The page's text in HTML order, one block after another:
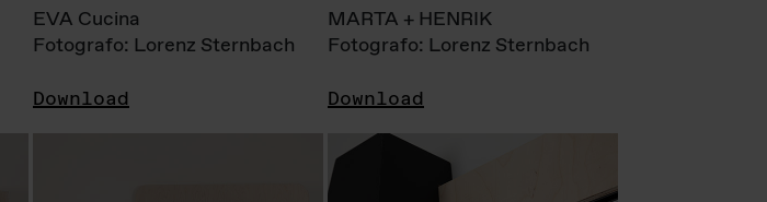
EVA Cucina
Fotografo: Lorenz Sternbach
Download
MARTA + HENRIK
Fotografo: Lorenz Sternbach
Download